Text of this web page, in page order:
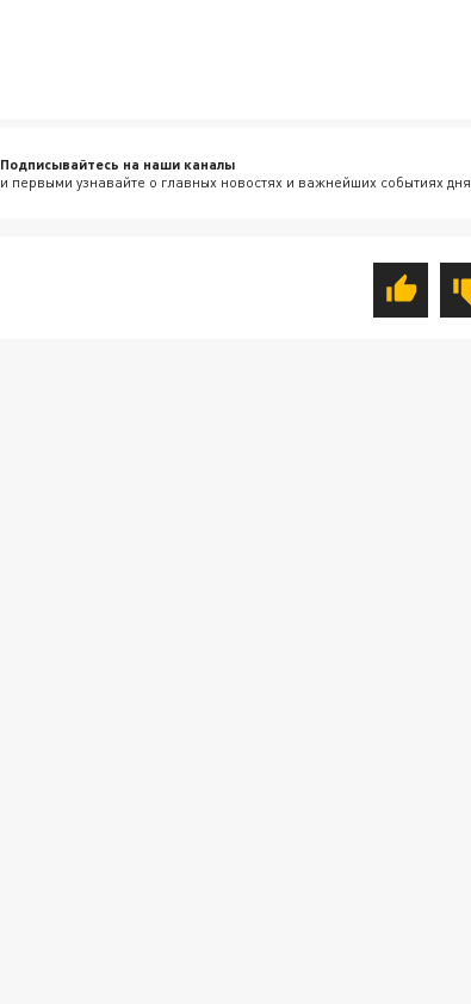
Подписывайтесь на наши каналы
и первыми узнавайте о главных новостях и важнейших событиях дня.